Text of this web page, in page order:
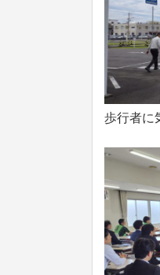
歩行者に